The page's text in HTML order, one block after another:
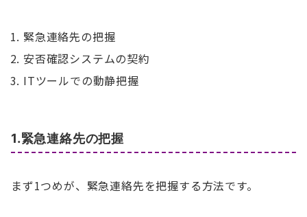
緊急連絡先の把握
安否確認システムの契約
ITツールでの動静把握
1.緊急連絡先の把握
まず1つめが、緊急連絡先を把握する方法です。